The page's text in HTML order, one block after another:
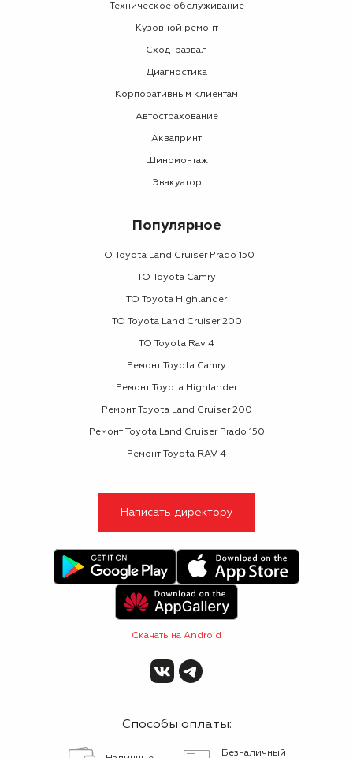
Техническое обслуживание
Кузовной ремонт
Сход-развал
Диагностика
Корпоративным клиентам
Автострахование
Аквапринт
Шиномонтаж
Эвакуатор
Популярное
ТО Toyota Land Cruiser Prado 150
ТО Toyota Camry
ТО Toyota Highlander
ТО Toyota Land Cruiser 200
ТО Toyota Rav 4
Ремонт Toyota Camry
Ремонт Toyota Highlander
Ремонт Toyota Land Cruiser 200
Ремонт Toyota Land Cruiser Prado 150
Ремонт Toyota RAV 4
Написать директору
Скачать на Android
Способы оплаты:
Безналичный